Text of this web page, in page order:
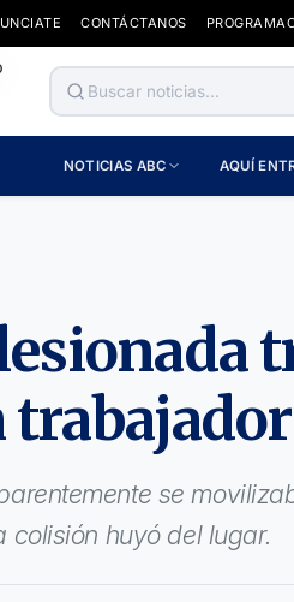
CONTÁCTANOS
NOTICIAS ABC AQUÍ
se
colisión huyó del lugar.